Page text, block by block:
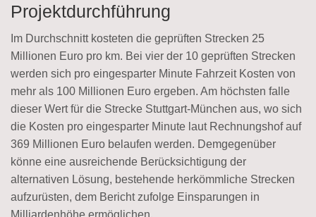
Projektdurchführung
Im Durchschnitt kosteten die geprüften Strecken 25
Millionen Euro pro km. Bei vier der 10 geprüften Strecken
werden sich pro eingesparter Minute Fahrzeit Kosten von
mehr als 100 Millionen Euro ergeben. Am höchsten falle
dieser Wert für die Strecke Stuttgart-München aus, wo sich
die Kosten pro eingesparter Minute laut Rechnungshof auf
369 Millionen Euro belaufen werden. Demgegenüber
könne eine ausreichende Berücksichtigung der
alternativen Lösung, bestehende herkömmliche Strecken
aufzurüsten, dem Bericht zufolge Einsparungen in
Milliardenhöhe ermöglichen.